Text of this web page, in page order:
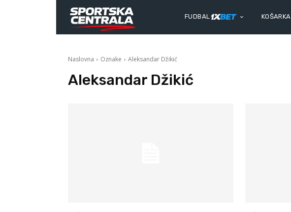
FUDBAL KOŠARKA
Naslovna Oznake Aleksandar Džikić
Aleksandar Džikić